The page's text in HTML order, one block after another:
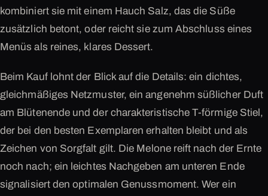
kombiniert sie mit einem Hauch Salz, das die Süße
zusätzlich betont, oder reicht sie zum Abschluss eines
Menüs als reines, klares Dessert.
Beim Kauf lohnt der Blick auf die Details: ein dichtes,
gleichmäßiges Netzmuster, ein angenehm süßlicher Duft
am Blütenende und der charakteristische T-förmige Stiel,
der bei den besten Exemplaren erhalten bleibt und als
Zeichen von Sorgfalt gilt. Die Melone reift nach der Ernte
noch nach; ein leichtes Nachgeben am unteren Ende
signalisiert den optimalen Genussmoment. Wer ein